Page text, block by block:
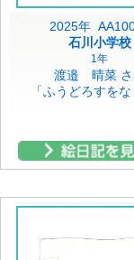
2025年
石川小学校
1年
渡邉 晴菜 さ
「ふうどろすをな